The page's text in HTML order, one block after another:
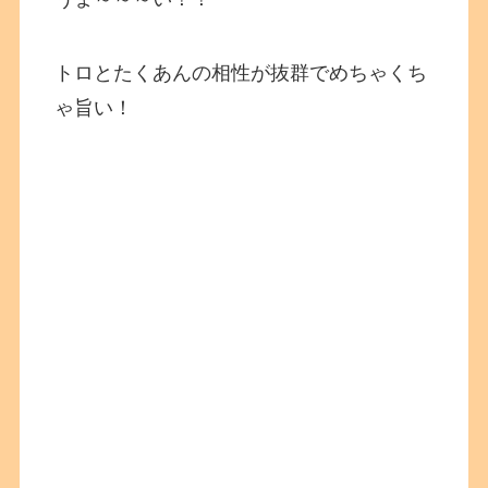
トロとたくあんの相性が抜群でめちゃくち
ゃ旨い！